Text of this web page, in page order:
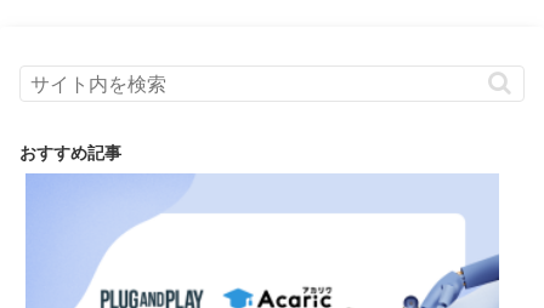
おすすめ記事